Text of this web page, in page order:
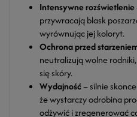
Intensywne rozświetlenie
przywracają blask
wyrównując jej koloryt.
Ochrona przed
neutralizują wolne
się skóry.
Wydajność– silnie
że wystarczy odrobina
odżywić i zregenerować